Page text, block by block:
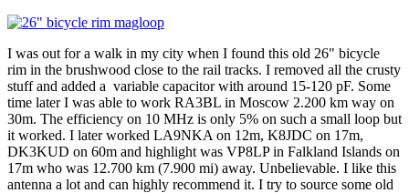
I was out for a walk in my city when I found this old 26" bicycle
rim in the brushwood close to the rail tracks. I removed all the crusty
stuff and added a variable capacitor with around 15-120 pF. Some
time later I was able to work RA3BL in Moscow 2.200 km way on
30m. The efficiency on 10 MHz is only 5% on such a small loop but
it worked. I later worked LA9NKA on 12m, K8JDC on 17m,
DK3KUD on 60m and highlight was VP8LP in Falkland Islands on
17m who was 12.700 km (7.900 mi) away. Unbelievable. I like this
antenna a lot and can highly recommend it. I try to source some old